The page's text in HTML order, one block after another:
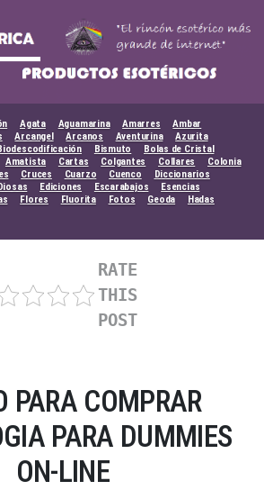
Agata Aguamarina Amarres
Ambar
Arcangel Arcanos Aventurina
Azurita
Bismuto
Bolas de Cristal
Amatista Cartas Colgantes Collares
Colonia
Cruces Cuarzo Cuenco
Diccionarios
Ediciones Escarabajos
Esencias
Flores Fluorita Fotos Geoda
Hadas
RATE
THIS
POST
PARA COMPRAR
PARA DUMMIES
ON-LINE